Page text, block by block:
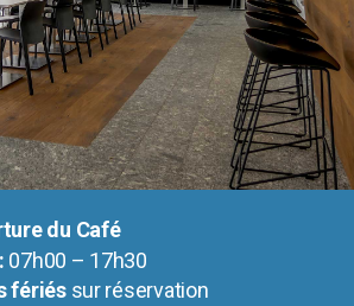
du Café
07h00 – 17h30
fériéssur réservation